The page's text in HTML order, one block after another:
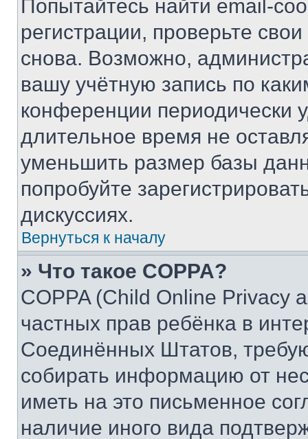
Попытайтесь найти email-
регистрации, проверьте
снова. Возможно,
вашу учётную запись по
конференции периодически
длительное время не
уменьшить размер базы
попробуйте
дискуссиях.
Вернуться к началу
» Что такое COPPA?
COPPA (Child Online Privacy
частных прав ребёнка в
Соединённых Штатов,
собирать информацию от
иметь на это письменное
наличие иного вида